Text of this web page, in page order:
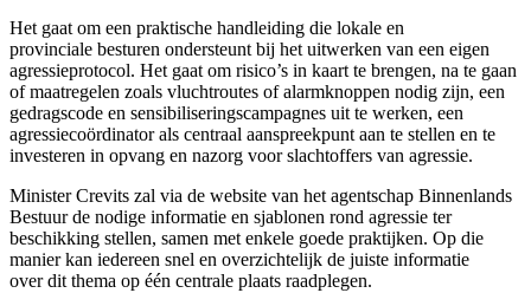
Het gaat om een praktische handleiding die lokale en
provinciale besturen ondersteunt bij het uitwerken van een eigen
agressieprotocol. Het gaat om risico’s in kaart te brengen, na te gaan
of maatregelen zoals vluchtroutes of alarmknoppen nodig zijn, een
gedragscode en sensibiliseringscampagnes uit te werken, een
agressiecoördinator als centraal aanspreekpunt aan te stellen en te
investeren in opvang en nazorg voor slachtoffers van agressie.
Minister Crevits zal via de website van het agentschap Binnenlands
Bestuur de nodige informatie en sjablonen rond agressie ter
beschikking stellen, samen met enkele goede praktijken. Op die
manier kan iedereen snel en overzichtelijk de juiste informatie
overdit thema op één centrale plaats raadplegen.